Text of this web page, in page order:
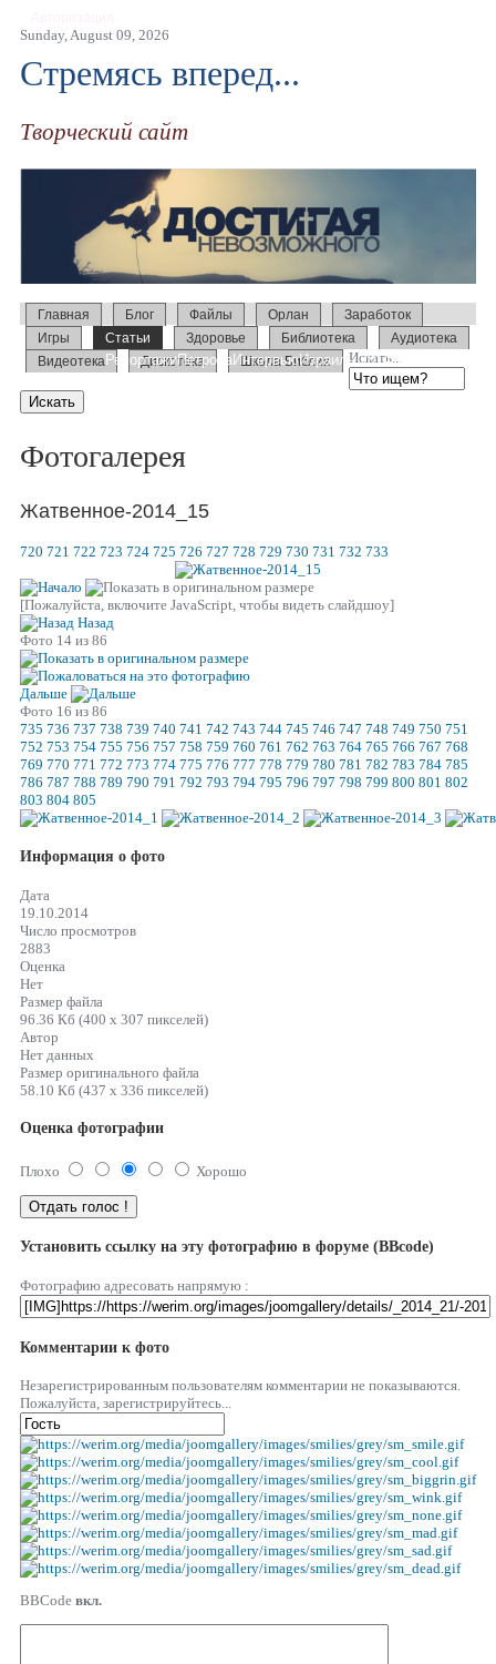
Sunday, August 09, 2026
Стремясь вперед...
Творческий сайт
Главная Блог Файлы Орлан
Заработок
Игры
Статьи
РепортажиПетрова ИнтервьюИзраиль 2014Усыновление
Здоровье Библиотека
Аудиотека
Видеотека
Дискотека Школа Библии Искать...
Фотогалерея
Жатвенное-2014_15
720 721 722 723 724 725 726 727 728 729 730 731 732 733
[Пожалуйста, включите JavaScript, чтобы видеть слайдшоу]
Назад
Фото 14 из 86
Дальше
Фото 16 из 86
735 736 737 738 739 740 741 742 743 744 745 746 747 748 749 750 751
752 753 754 755 756 757 758 759 760 761 762 763 764 765 766 767 768
769 770 771 772 773 774 775 776 777 778 779 780 781 782 783 784 785
786 787 788 789 790 791 792 793 794 795 796 797 798 799 800 801 802
803 804 805
Информация о фото
Дата
19.10.2014
Число просмотров
2883
Оценка
Нет
Размер файла
96.36 Кб (400 x 307 пикселей)
Автор
Нет данных
Размер оригинального файла
58.10 Кб (437 x 336 пикселей)
Оценка фотографии
Плохо Хорошо
Установить ссылку на эту фотографию в форуме (BBcode)
Фотографию адресовать напрямую :
Комментарии к фото
Незарегистрированным пользователям комментарии не показываются.
Пожалуйста, зарегистрируйтесь...
BBCode вкл.